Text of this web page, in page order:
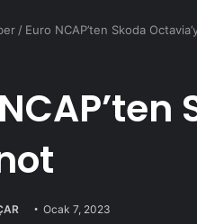
/ Euro NCAP’ten Skoda
Ocak 7, 2023